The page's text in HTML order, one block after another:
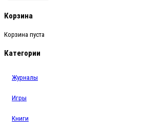
Корзина
Корзина пуста
Категории
Журналы
Игры
Книги